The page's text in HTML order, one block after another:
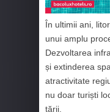
În ultimii ani,
unui amplu
Dezvoltarea
și extinderea
atractivitate
nu doar turiști
țării.